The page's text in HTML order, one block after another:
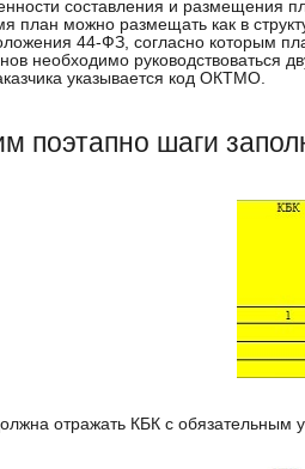
составления и размещения
план можно размещать как в
44-ФЗ, согласно которым
необходимо руководствоваться
указывается код ОКТМО.
поэтапно шаги
отражать КБК с обязательным